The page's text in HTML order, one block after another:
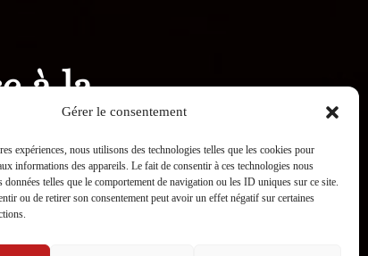
Gérer le consentement
expériences, nous utilisons des technologies telles que les cookies pour
informations des appareils. Le fait de consentir à ces technologies nous
données telles que le comportement de navigation ou les ID uniques sur ce site.
ou de retirer son consentement peut avoir un effet négatif sur certaines
à la